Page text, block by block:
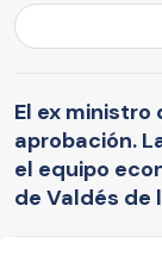
El ex ministro
aprobación.
el equipo
de Valdés de